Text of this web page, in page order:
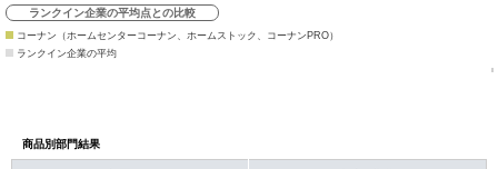
ランクイン企業の平均点との比較
コーナン（ホームセンターコーナン、ホームストック、コーナンPRO）
ランクイン企業の平均
商品別部門結果